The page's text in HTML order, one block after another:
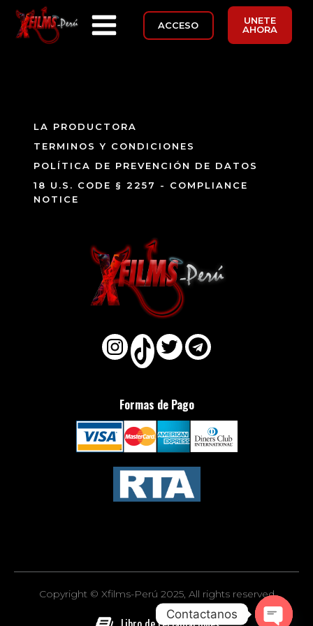
ACCESO
UNETE
AHORA
LA PRODUCTORA
TERMINOS Y CONDICIONES
POLÍTICA DE PREVENCIÓN DE DATOS
18 U.S. CODE § 2257 - COMPLIANCE
NOTICE
Formas de Pago
Copyright © Xfilms-Perú 2025, All rights reserved
Contactanos